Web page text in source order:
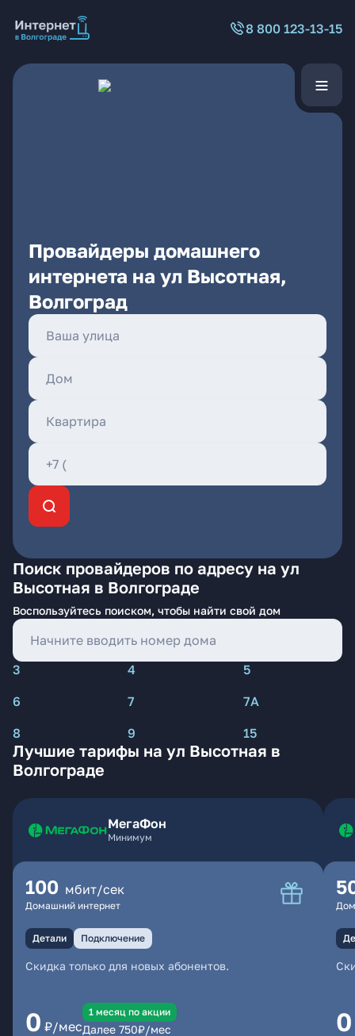
8 800 123-13-15
Провайдеры домашнего
интернета на ул Высотная,
Волгоград
Поиск провайдеров по адресу на ул
Высотная в Волгограде
Воспользуйтесь поиском, чтобы найти свой дом
3 4
5
6
7
7А
8
9 15
Лучшие тарифы на ул Высотная в
Волгограде
МегаФон
Минимум
100 мбит/сек
Домашний интернет
Детали Подключение
Скидка только для новых абонентов.
0 ₽/мес
1 месяц по акции
Далее 750₽/мес 0